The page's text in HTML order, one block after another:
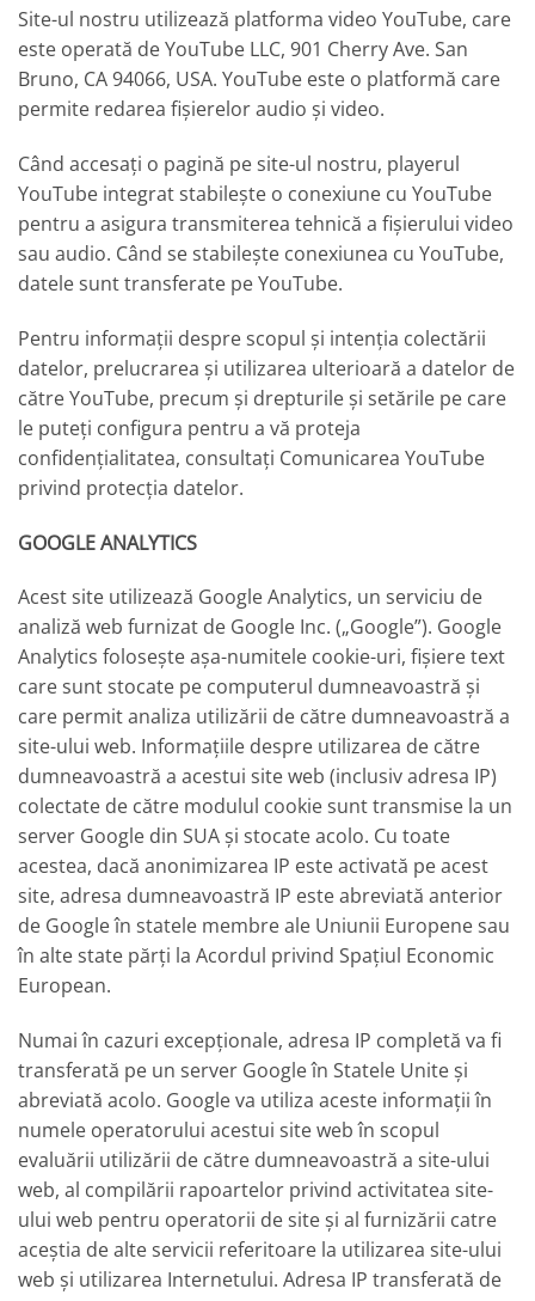
Site-ul nostru utilizează platforma video YouTube, care
este operată de YouTube LLC, 901 Cherry Ave. San
Bruno, CA 94066, USA. YouTube este o platformă care
permite redarea fișierelor audio și video.
Când accesați o pagină pe site-ul nostru, playerul
YouTube integrat stabilește o conexiune cu YouTube
pentru a asigura transmiterea tehnică a fișierului video
sau audio. Când se stabilește conexiunea cu YouTube,
datele sunt transferate pe YouTube.
Pentru informații despre scopul și intenția colectării
datelor, prelucrarea și utilizarea ulterioară a datelor de
către YouTube, precum și drepturile și setările pe care
le puteți configura pentru a vă proteja
confidențialitatea, consultați Comunicarea YouTube
privind protecția datelor.
GOOGLE ANALYTICS
Acest site utilizează Google Analytics, un serviciu de
analiză web furnizat de Google Inc. („Google”). Google
Analytics folosește așa-numitele cookie-uri, fișiere text
care sunt stocate pe computerul dumneavoastră și
care permit analiza utilizării de către dumneavoastră a
site-ului web. Informațiile despre utilizarea de către
dumneavoastră a acestui site web (inclusiv adresa IP)
colectate de către modulul cookie sunt transmise la un
server Google din SUA și stocate acolo. Cu toate
acestea, dacă anonimizarea IP este activată pe acest
site, adresa dumneavoastră IP este abreviată anterior
de Google în statele membre ale Uniunii Europene sau
în alte state părți la Acordul privind Spațiul Economic
European.
Numai în cazuri excepționale, adresa IP completă va fi
transferată pe un server Google în Statele Unite și
abreviată acolo. Google va utiliza aceste informații în
numele operatorului acestui site web în scopul
evaluării utilizării de către dumneavoastră a site-ului
web, al compilării rapoartelor privind activitatea site-
ului web pentru operatorii de site și al furnizării catre
aceștia de alte servicii referitoare la utilizarea site-ului
web și utilizarea Internetului. Adresa IP transferată de